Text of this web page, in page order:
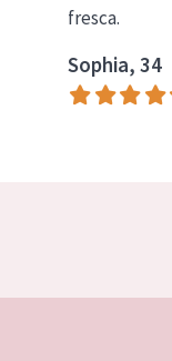
fresca.
Sophia, 34